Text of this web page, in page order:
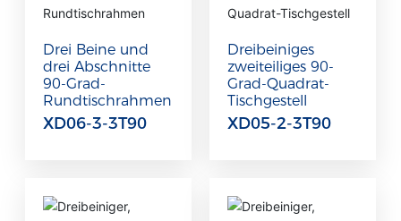
Drei Beine und
drei Abschnitte
90-Grad-
Rundtischrahmen
XD06-3-3T90
Dreibeiniges
zweiteiliges 90-
Grad-Quadrat-
Tischgestell
XD05-2-3T90